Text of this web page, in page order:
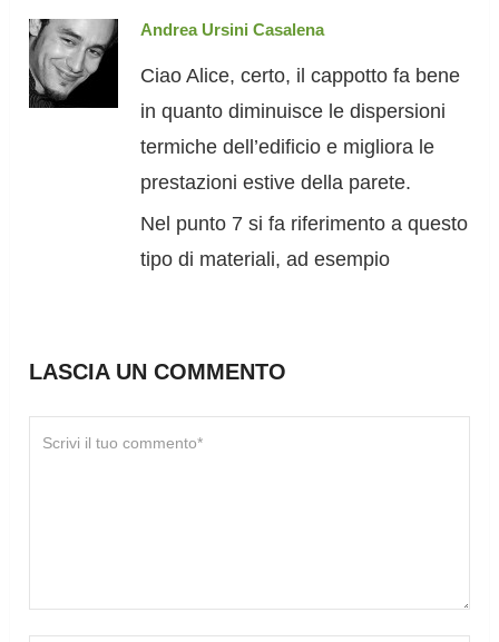
Andrea Ursini Casalena
Ciao Alice, certo, il cappotto fa bene
in quanto diminuisce le dispersioni
termiche dell’edificio e migliora le
prestazioni estive della parete.
Nel punto 7 si fa riferimento a questo
tipo di materiali, ad esempio
LASCIA UN COMMENTO